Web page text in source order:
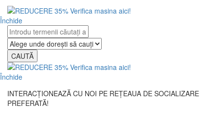
Închide
CAUTĂ
Închide
INTERACȚIONEAZĂ CU NOI PE REȚEAUA DE SOCIALIZARE
PREFERATĂ!